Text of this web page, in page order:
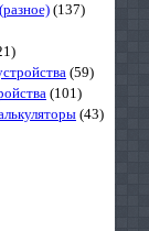
(137)
(59)
(101)
(43)